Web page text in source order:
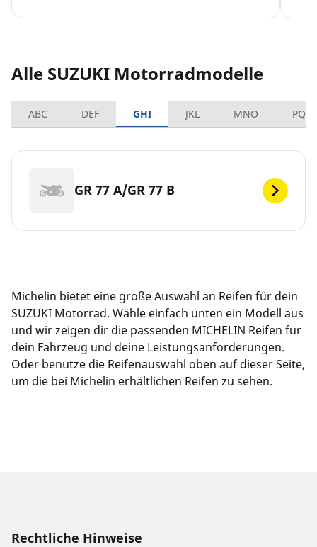
Alle SUZUKI Motorradmodelle
ABC DEF GHI JKL MNO PQRS
GR 77 A/GR 77 B
Michelin bietet eine große Auswahl an Reifen für dein
SUZUKI Motorrad. Wähle einfach unten ein Modell aus
und wir zeigen dir die passenden MICHELIN Reifen für
dein Fahrzeug und deine Leistungsanforderungen.
Oder benutze die Reifenauswahl oben auf dieser Seite,
um die bei Michelin erhältlichen Reifen zu sehen.
Rechtliche Hinweise